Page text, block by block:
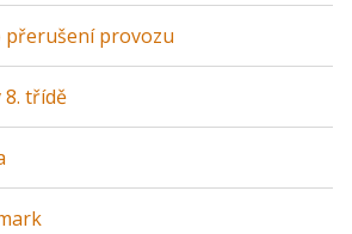
přerušení provozu
třídě